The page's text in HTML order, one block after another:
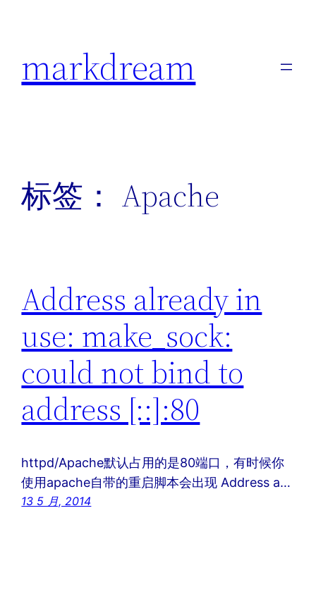
markdream
标签： Apache
Address already in
use: make_sock:
could not bind to
address [::]:80
httpd/Apache默认占用的是80端口，有时候你
使用apache自带的重启脚本会出现 Address a…
13 5 月, 2014